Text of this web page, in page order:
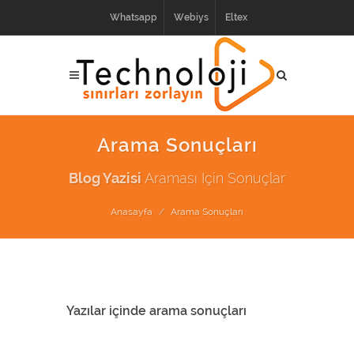
Whatsapp Webiys Eltex
Arama Sonuçları
Blog Yazisi Araması Için Sonuçlar
Anasayfa Arama Sonuçları
Yazılar içinde arama sonuçları